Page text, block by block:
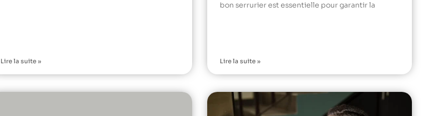
Lire la suite »
bon serrurier est essentielle pour garantir la
Lire la suite »